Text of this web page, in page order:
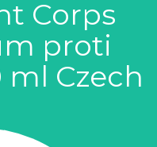
Corps
proti
ml Czech